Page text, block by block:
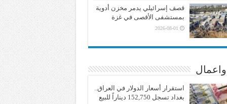
قصف إسرائيلي يدمر مخزن أدوية
بمستشفى الأقصى في غزة
2026-08-01
استقرار أسعار الدولار في العراق..
بغداد تسجل 152,750 ديناراً للبيع